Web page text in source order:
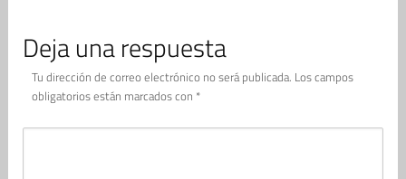
Deja una respuesta
Tu dirección de correo electrónico no será publicada. Los campos
obligatorios están marcados con *